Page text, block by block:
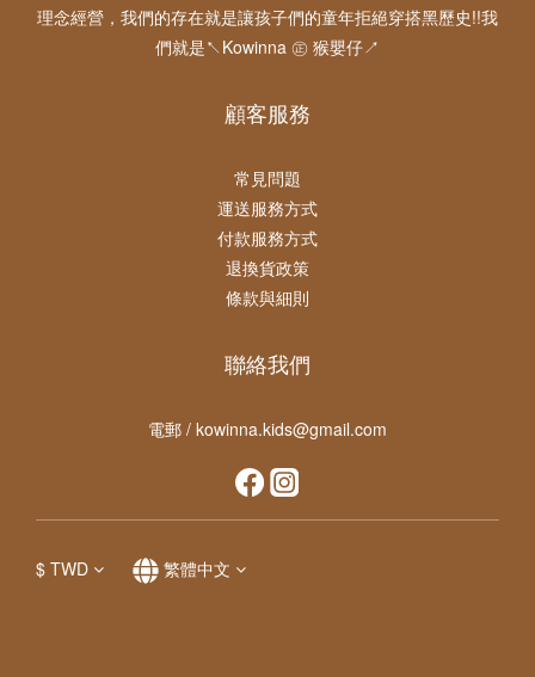
理念經營，我們的存在就是讓孩子們的童年拒絕穿搭黑歷史!!我
們就是↖Kowinna ㊣ 猴嬰仔↗
顧客服務
常見問題
運送服務方式
付款服務方式
退換貨政策
條款與細則
聯絡我們
電郵 / kowinna.kids@gmail.com
$ TWD 繁體中文